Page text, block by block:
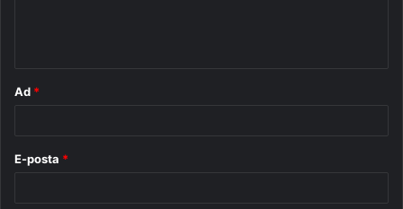
Ad *
E-posta *